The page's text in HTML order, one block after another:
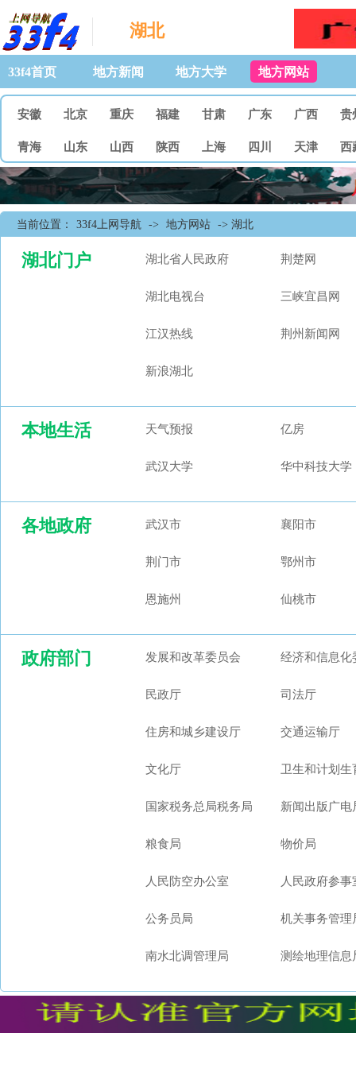
湖北
33f4首页 地方新闻 地方大学 地方网站
安徽 北京 重庆 福建 甘肃 广东 广西 贵
青海 山东 山西 陕西 上海 四川 天津 西
当前位置： 33f4上网导航 -> 地方网站 -> 湖北
湖北门户 湖北省人民政府 荆楚网
湖北电视台 三峡宜昌网
江汉热线 荆州新闻网
新浪湖北
本地生活 天气预报 亿房
武汉大学 华中科技大学
各地政府 武汉市 襄阳市
荆门市 鄂州市
恩施州 仙桃市
政府部门 发展和改革委员会 经济和信息化
民政厅 司法厅
住房和城乡建设厅 交通运输厅
文化厅 卫生和计划生
国家税务总局税务局 新闻出版广电
粮食局 物价局
人民防空办公室 人民政府参事
公务员局 机关事务管理
南水北调管理局 测绘地理信息